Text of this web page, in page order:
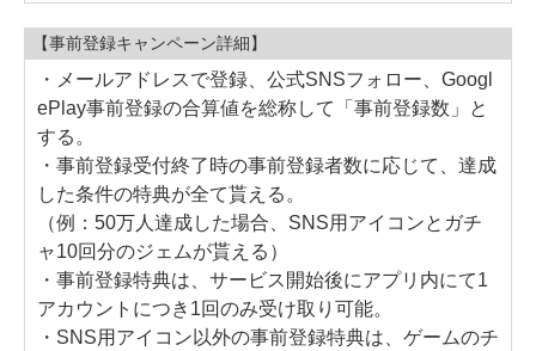
【事前登録キャンペーン詳細】
・メールアドレスで登録、公式SNSフォロー、Googl
ePlay事前登録の合算値を総称して「事前登録数」と
する。
・事前登録受付終了時の事前登録者数に応じて、達成
した条件の特典が全て貰える。
（例：50万人達成した場合、SNS用アイコンとガチ
ャ10回分のジェムが貰える）
・事前登録特典は、サービス開始後にアプリ内にて1
アカウントにつき1回のみ受け取り可能。
・SNS用アイコン以外の事前登録特典は、ゲームのチ